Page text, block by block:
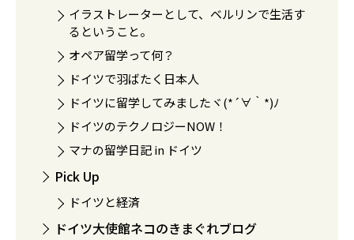
イラストレーターとして、ベルリンで生活す
るということ。
オペア留学って何？
ドイツで羽ばたく日本人
ドイツに留学してみましたヾ(*´∀｀*)ﾉ
ドイツのテクノロジーNOW！
マナの留学日記 in ドイツ
Pick Up
ドイツと経済
ドイツ大使館ネコのきまぐれブログ